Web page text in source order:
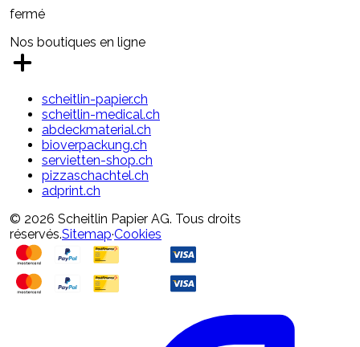
fermé
Nos boutiques en ligne
scheitlin-papier.ch
scheitlin-medical.ch
abdeckmaterial.ch
bioverpackung.ch
servietten-shop.ch
pizzaschachtel.ch
adprint.ch
© 2026 Scheitlin Papier AG. Tous droits
réservés.Sitemap·Cookies